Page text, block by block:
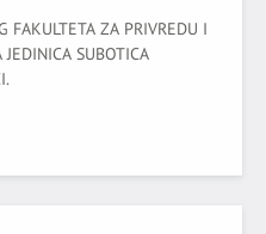
FAKULTETA ZA PRIVREDU I
SUBOTICA